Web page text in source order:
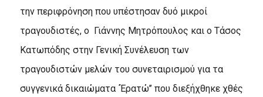
την περιφρόνηση που υπέστησαν δυό μικροί
τραγουδιστές, ο Γιάννης Μητρόπουλος και ο Τάσος
Κατωπόδης στην Γενική Συνέλευση των
τραγουδιστών μελών του συνεταιρισμού για τα
συγγενικά δικαιώματα ΄Έρατώ’’ που διεξήχθηκε χθές